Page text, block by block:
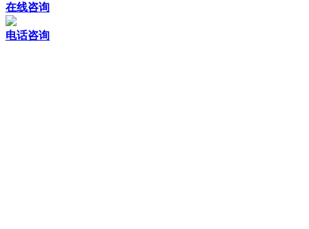
在线咨询
电话咨询